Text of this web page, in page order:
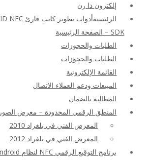
إلكترون ذا رن
SDK – الصفحة الرئيسية
الطلبات والحجوزات
الطلبات والحجوزات
القائمة الإلكترونية
المبيعات ودعم العملاء الاتصال
المطالبة بالضمان
المنطق الرقمي المحدودة – معرض الصور
المعرض الفني في بلغراد 2010
المعرض الفني في بلغراد 2012
برنامج التوقيع الرقمي NFC لنظام Android